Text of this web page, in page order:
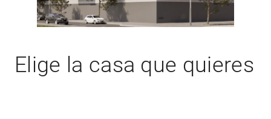
Elige la casa que quieres